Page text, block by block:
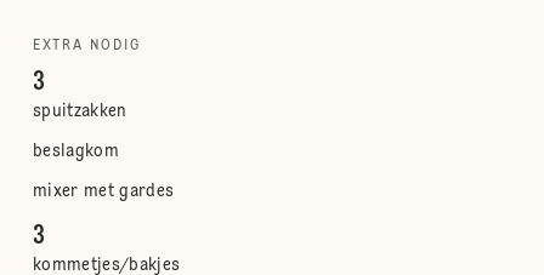
EXTRA NODIG
3
spuitzakken
beslagkom
mixer met gardes
3
kommetjes/bakjes